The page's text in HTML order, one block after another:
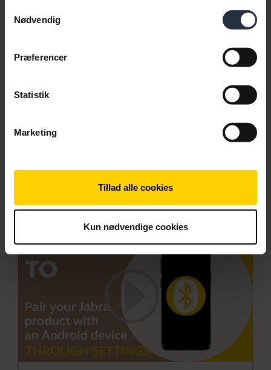
Nødvendig
Præferencer
Statistik
Marketing
Tillad alle cookies
Kun nødvendige cookies